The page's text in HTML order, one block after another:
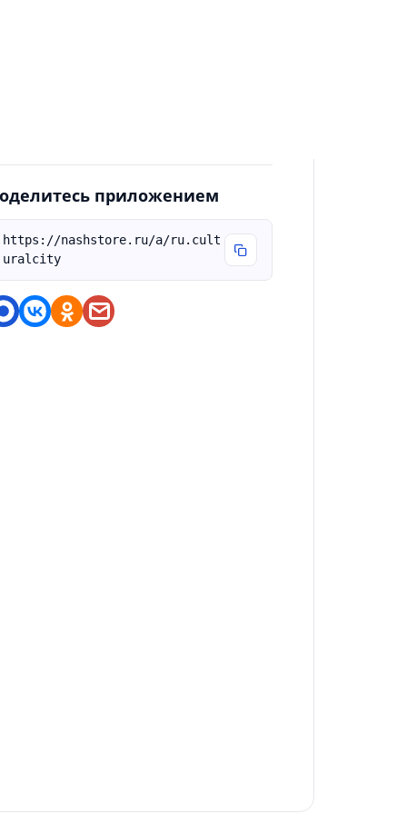
приложением
https://nashstore.ru/a/ru.cult
uralcity